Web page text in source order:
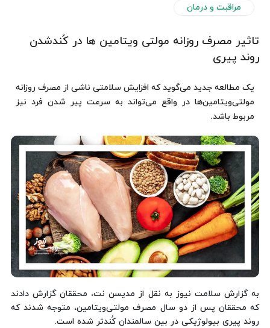
مراقبت و درمان
تاثیر مصرف روزانه مولتی ویتامین ها در کُندشدن
روند پیری
یک مطالعه جدید می‌گوید که افزایش سلامتی ناشی از مصرف روزانه
مولتی‌ویتامین‌ها در واقع می‌تواند به سرعت پیر شدن فرد نیز
مربوط باشد.
به گزارش سلامت نیوز به نقل از مدیسن نت، محققان گزارش دادند
که محققان پس از دو سال مصرف مولتی‌ویتامین، متوجه شدند که
روند پیری بیولوژیکی در بین سالمندان کُندتر شده است.